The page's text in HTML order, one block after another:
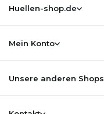
Huellen-shop.de
Mein Konto
Unsere anderen Shops